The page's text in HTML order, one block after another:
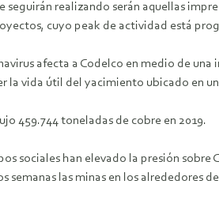
seguirán realizando serán aquellas
cuyo peak de actividad está
afecta a Codelco en medio de
la vida útil del yacimiento ubicado en
459.744 toneladas de cobre en 2019.
sociales han elevado la presión
semanas las minas en los alrededores